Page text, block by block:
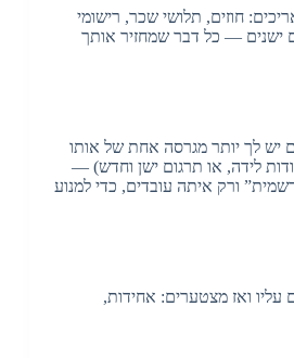
חוזים, תלושי שכר, רישומי
ישנים — כל דבר שמחזיר אותך
יש לך יותר מגרסה אחת של אותו
לידה, או תרגום ישן וחדש) —
ורק איתה עובדים, כדי למנוע
ואז מצטערים: אחידות,